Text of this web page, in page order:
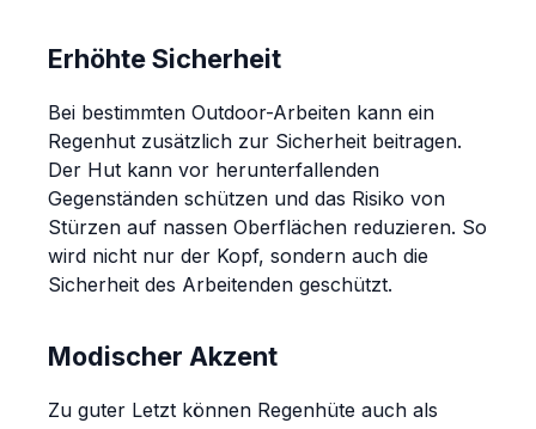
Erhöhte Sicherheit
Bei bestimmten Outdoor-Arbeiten kann ein
Regenhut zusätzlich zur Sicherheit beitragen.
Der Hut kann vor herunterfallenden
Gegenständen schützen und das Risiko von
Stürzen auf nassen Oberflächen reduzieren. So
wird nicht nur der Kopf, sondern auch die
Sicherheit des Arbeitenden geschützt.
Modischer Akzent
Zu guter Letzt können Regenhüte auch als